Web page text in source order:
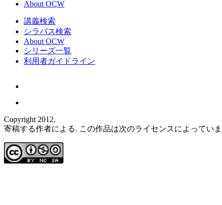
About OCW
講義検索
シラバス検索
About OCW
シリーズ一覧
利用者ガイドライン
Copyright 2012,
寄稿する作者による. この作品は次のライセンスによってい